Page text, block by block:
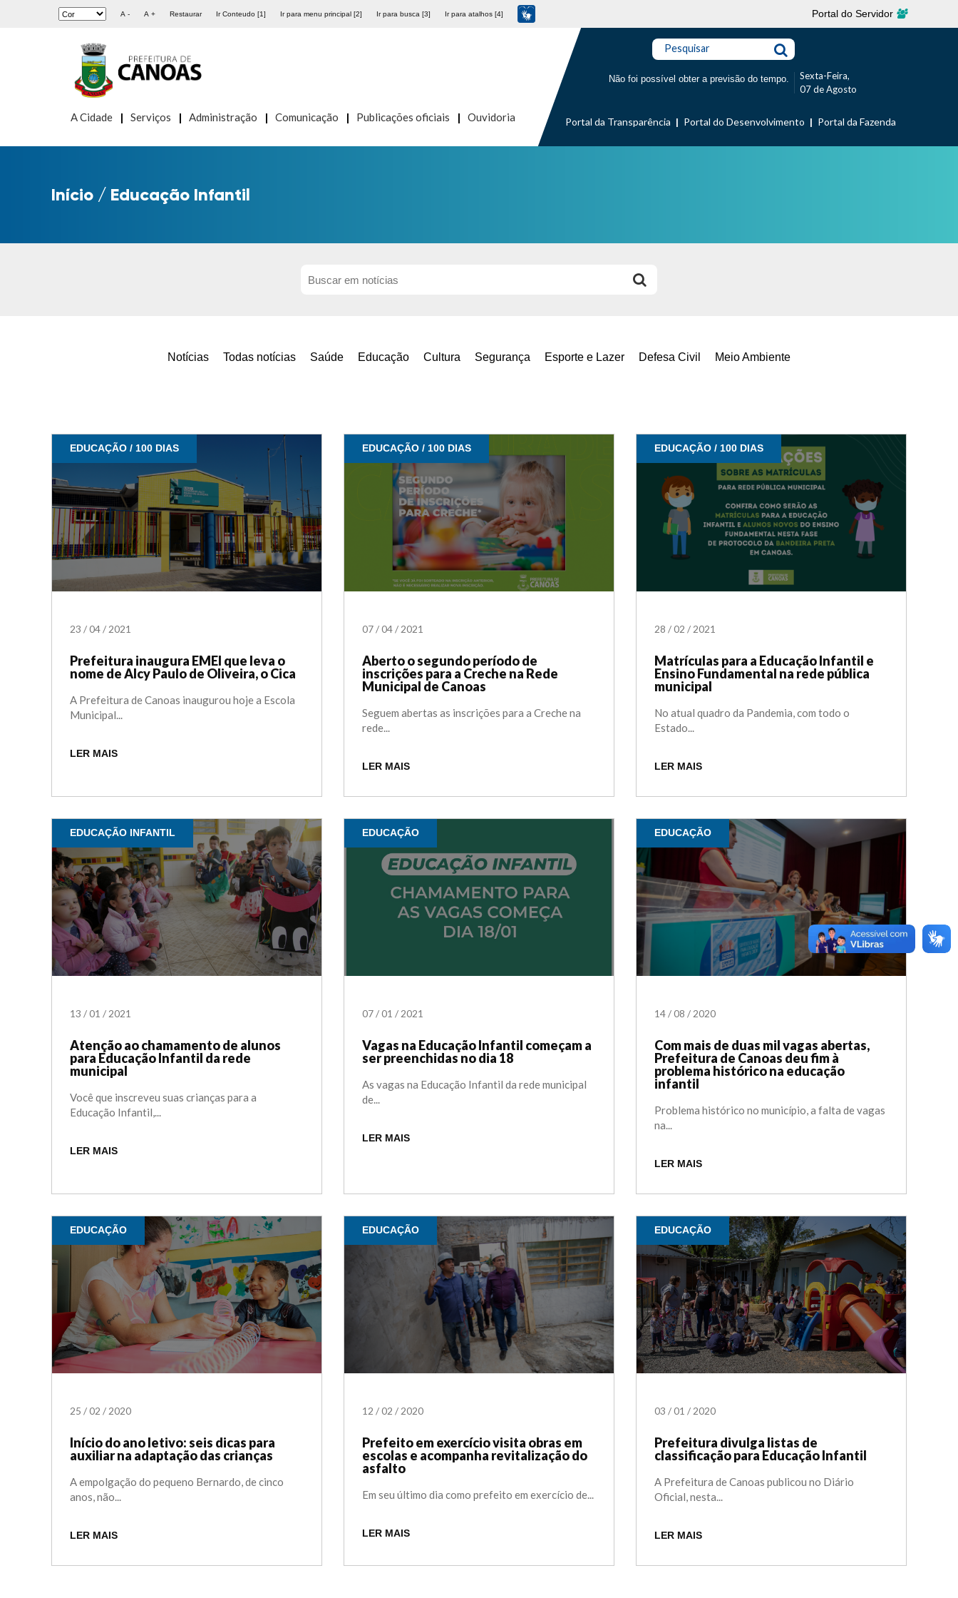
A - A + Restaurar Ir Conteudo [1] Ir para menu principal [2] Ir para busca [3] Ir para atalhos [4] Portal do Servidor
A Cidade Serviços Administração Comunicação Publicações oficiais Ouvidoria
Pesquisar
Não foi possível obter a previsão do tempo.
Sexta-Feira,
07 de Agosto
Portal da Transparência Portal do Desenvolvimento Portal da Fazenda
Início / Educação Infantil
Notícias Todas notícias Saúde Educação Cultura Segurança Esporte e Lazer Defesa Civil Meio Ambiente
EDUCAÇÃO / 100 DIAS
23 /04/ 2021
Prefeitura inaugura EMEI que leva o
nome de Alcy Paulo de Oliveira, o Cica
A Prefeitura de Canoas inaugurou hoje a Escola
Municipal...
LER MAIS
EDUCAÇÃO / 100 DIAS
07/04/ 2021
Aberto o segundo período de
inscrições para a Creche na Rede
Municipal de Canoas
Seguem abertas as inscrições para a Creche na
rede...
LER MAIS
EDUCAÇÃO / 100 DIAS
28 /02 / 2021
Matrículas para a Educação Infantil e
Ensino Fundamental na rede pública
municipal
No atual quadro da Pandemia, com todo o
Estado...
LER MAIS
EDUCAÇÃO INFANTIL
13 /01 / 2021
Atenção ao chamamento de alunos
para Educação Infantil da rede
municipal
Você que inscreveu suas crianças para a
Educação Infantil,...
LER MAIS
EDUCAÇÃO
07/01 / 2021
Vagas na Educação Infantil começam a
ser preenchidas no dia 18
As vagas na Educação Infantil da rede municipal
de...
LER MAIS
EDUCAÇÃO
14/08 / 2020
Com mais de duas mil vagas abertas,
Prefeitura de Canoas deu fim à
problema histórico na educação
infantil
Problema histórico no município, a falta de vagas
na...
LER MAIS
EDUCAÇÃO
25 /02 / 2020
Início do ano letivo: seis dicas para
auxiliar na adaptação das crianças
A empolgação do pequeno Bernardo, de cinco
anos, não...
LER MAIS
EDUCAÇÃO
12 /02 / 2020
Prefeito em exercício visita obras em
escolas e acompanha revitalização do
asfalto
Em seu último dia como prefeito em exercício de...
LER MAIS
EDUCAÇÃO
03 /01 / 2020
Prefeitura divulga listas de
classificação para Educação Infantil
A Prefeitura de Canoas publicou no Diário
Oficial, nesta...
LER MAIS